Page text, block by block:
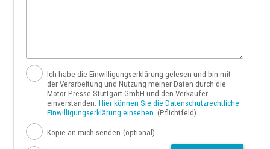
Ich habe die Einwilligungserklärung gelesen und bin mit
der Verarbeitung und Nutzung meiner Daten durch die
Motor Presse Stuttgart GmbH und den Verkäufer
einverstanden. Hier können Sie die Datenschutzrechtliche
Einwilligungserklärung einsehen. (Pflichtfeld)
Kopie an mich senden (optional)